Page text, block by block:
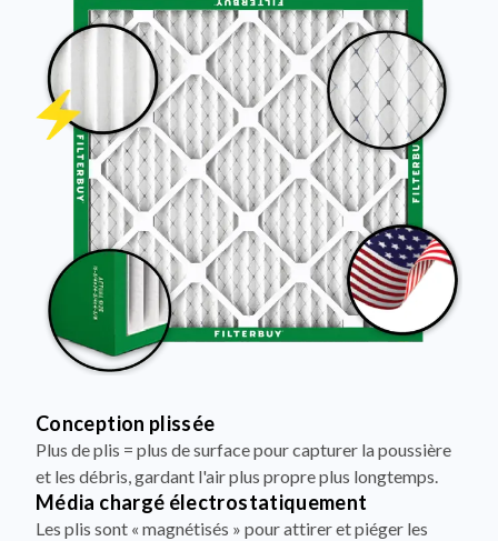
Conception plissée
Plus de plis = plus de surface pour capturer la poussière
et les débris, gardant l'air plus propre plus longtemps.
Média chargé électrostatiquement
Les plis sont « magnétisés » pour attirer et piéger les